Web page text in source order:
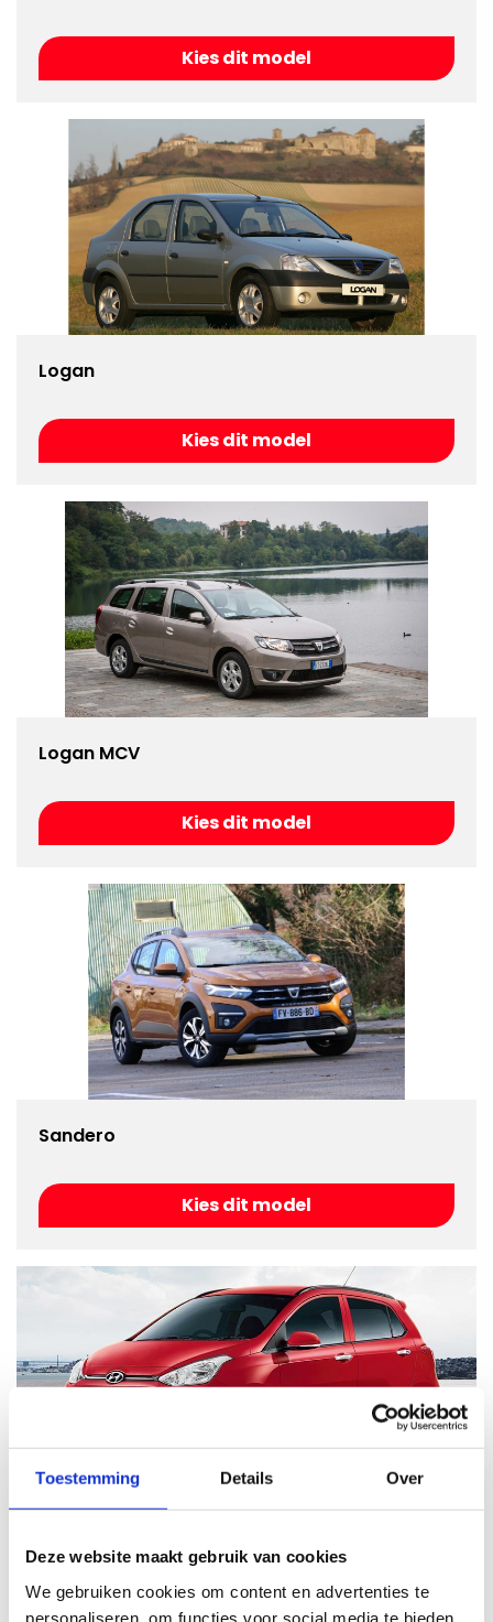
Toestemming Details Over
Deze website maakt gebruik van cookies
We gebruiken cookies om content en advertenties te
personaliseren, om functies voor social media te bieden
Kies dit model
Logan
Kies dit model
Logan MCV
Kies dit model
Sandero
Kies dit model
Spring
Kies dit model